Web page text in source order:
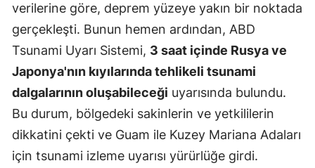
verilerine göre, deprem yüzeye yakın bir noktada
gerçekleşti. Bunun hemen ardından, ABD
Tsunami Uyarı Sistemi, 3 saat içinde Rusya ve
Japonya'nın kıyılarında tehlikeli tsunami
dalgalarının oluşabileceği uyarısında bulundu.
Bu durum, bölgedeki sakinlerin ve yetkililerin
dikkatini çekti ve Guam ile Kuzey Mariana Adaları
için tsunami izleme uyarısı yürürlüğe girdi.